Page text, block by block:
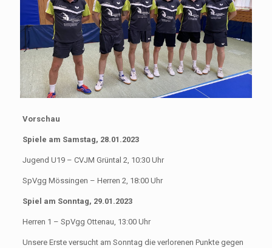
Vorschau
Spiele am Samstag, 28.01.2023
Jugend U19 – CVJM Grüntal 2, 10:30 Uhr
SpVgg Mössingen – Herren 2, 18:00 Uhr
Spiel am Sonntag, 29.01.2023
Herren 1 – SpVgg Ottenau, 13:00 Uhr
Unsere Erste versucht am Sonntag die verlorenen Punkte gegen